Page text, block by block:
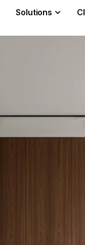
Solutions